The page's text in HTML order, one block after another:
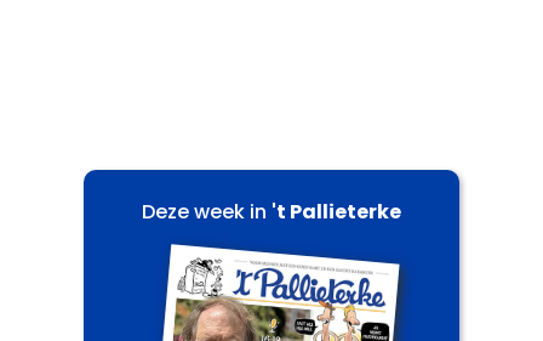
Deze week in 't Pallieterke